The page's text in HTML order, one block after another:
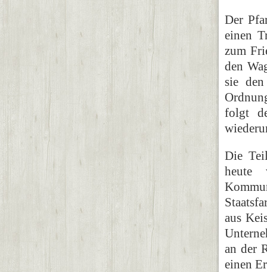
Der
einen
zum
den
sie
folgt
Die
heute
aus
an der
einen